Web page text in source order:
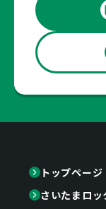
トップページ
さいたまロ